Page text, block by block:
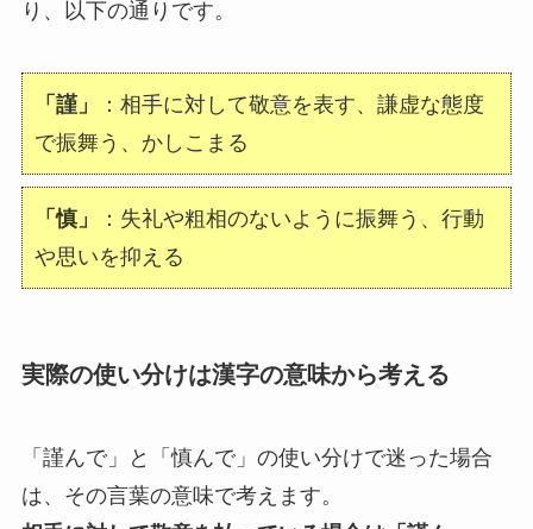
り、以下の通りです。
「謹」
：相手に対して敬意を表す、謙虚な態度
で振舞う、かしこまる
「慎」
：失礼や粗相のないように振舞う、行動
や思いを抑える
実際の使い分けは漢字の意味から考える
「謹んで」と「慎んで」の使い分けで迷った場合
は、その言葉の意味で考えます。